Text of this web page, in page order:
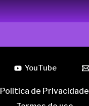
YouTube
Politica de Privacidade